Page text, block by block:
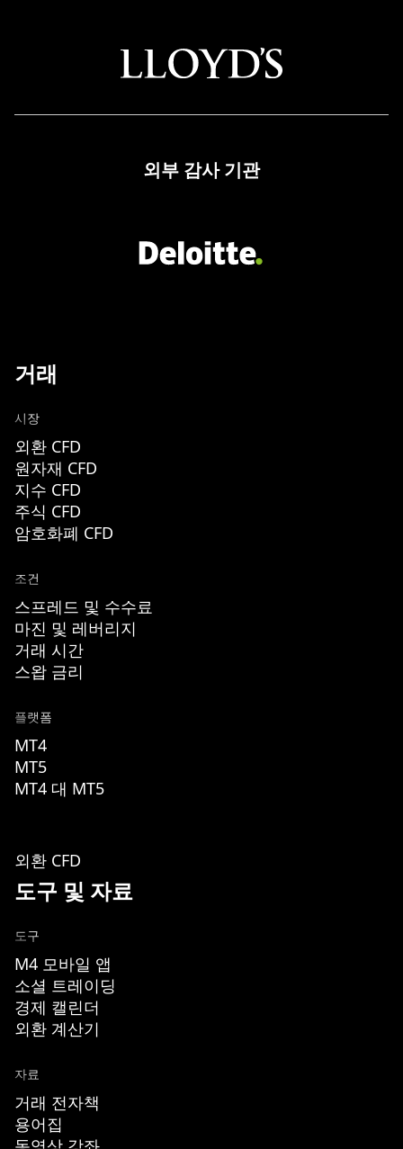
외부 감사 기관
거래
시장
외환 CFD
원자재 CFD
지수 CFD
주식 CFD
암호화폐 CFD
조건
스프레드 및 수수료
마진 및 레버리지
거래 시간
스왑 금리
플랫폼
MT4
MT5
MT4 대 MT5
외환 CFD
도구 및 자료
도구
M4 모바일 앱
소셜 트레이딩
경제 캘린더
외환 계산기
자료
거래 전자책
용어집